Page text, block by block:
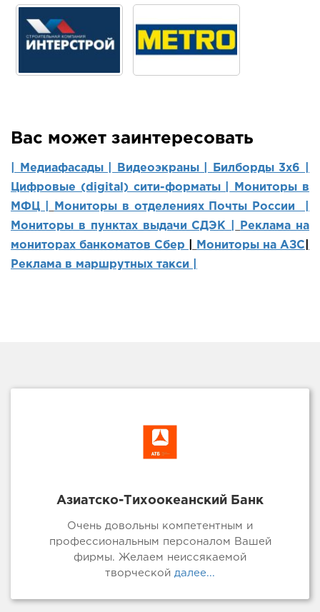
Вас может заинтересовать
| Медиафасады | Видеоэкраны |
Билборды 3х6 |
Цифровые (digital) сити-форматы |
Мониторы в
МФЦ |
Мониторы в отделениях Почты России |
Мониторы в пунктах выдачи СДЭК |
Реклама на
мониторах банкоматов Сбер
Мониторы на АЗС
Реклама в маршрутных такси |
Азиатско-Тихоокеанский Банк
Очень довольны компетентным и
профессиональным персоналом Вашей
фирмы. Желаем неиссякаемой
творческой далее...